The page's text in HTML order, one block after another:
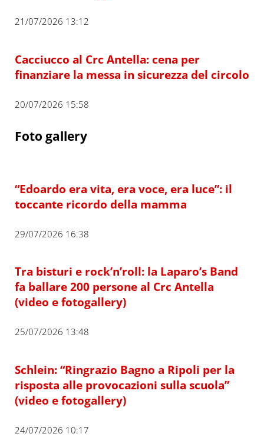
21/07/2026 13:12
Cacciucco al Crc Antella: cena per
finanziare la messa in sicurezza del circolo
20/07/2026 15:58
Foto gallery
“Edoardo era vita, era voce, era luce”: il
toccante ricordo della mamma
29/07/2026 16:38
Tra bisturi e rock’n’roll: la Laparo’s Band
fa ballare 200 persone al Crc Antella
(video e fotogallery)
25/07/2026 13:48
Schlein: “Ringrazio Bagno a Ripoli per la
risposta alle provocazioni sulla scuola”
(video e fotogallery)
24/07/2026 10:17